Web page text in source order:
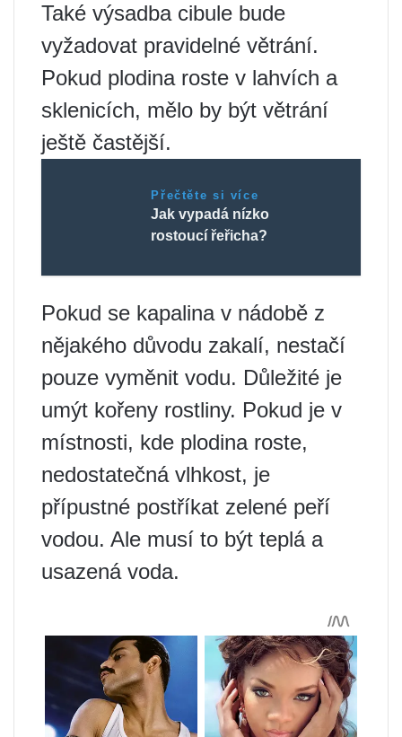
Také výsadba cibule bude
vyžadovat pravidelné větrání.
Pokud plodina roste v lahvích a
sklenicích, mělo by být větrání
ještě častější.
Přečtěte si více
Jak vypadá nízko
rostoucí řeřicha?
Pokud se kapalina v nádobě z
nějakého důvodu zakalí, nestačí
pouze vyměnit vodu. Důležité je
umýt kořeny rostliny. Pokud je v
místnosti, kde plodina roste,
nedostatečná vlhkost, je
přípustné postříkat zelené peří
vodou. Ale musí to být teplá a
usazená voda.